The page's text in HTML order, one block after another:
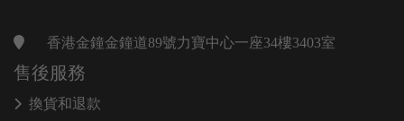
香港金鐘金鐘道89號力寶中心一座34樓3403室
售後服務
換貨和退款